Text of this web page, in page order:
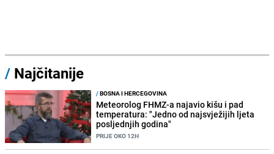
/ Najčitanije
/BOSNA I HERCEGOVINA
Meteorolog FHMZ-a najavio kišu i pad
temperatura: "Jedno od najsvježijih ljeta
posljednjih godina"
PRIJE OKO 12H